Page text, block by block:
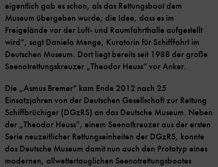
eigentlich gab es schon, als das Rettungsboot dem
Museum übergeben wurde, die Idee, dass es im
Freigelände vor der Luft- und Raumfahrthalle aufgestellt
wird“, sagt Daniela Menge, Kuratorin für Schifffahrt im
Deutschen Museum. Dort liegt bereits seit 1988 der große
Seenotrettungskreuzer „Theodor Heuss“ vor Anker.
Die „Asmus Bremer“ kam Ende 2012 nach 25
Einsatzjahren von der Deutschen Gesellschaft zur Rettung
Schiffbrüchiger (DGzRS) an das Deutsche Museum. Neben
der „Theodor Heuss“, einem Seenotkreuzer aus der ersten
Serie neuzeitlicher Rettungseinheiten der DGzRS, konnte
das Deutsche Museum damit nun auch den Prototyp eines
modernen, allwettertauglichen Seenotrettungsbootes